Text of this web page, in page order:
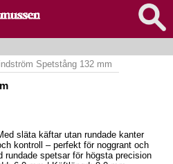
Spetstång 132 mm
släta käftar utan rundade kanter
kontroll – perfekt för noggrant och
rundade spetsar för högsta precision